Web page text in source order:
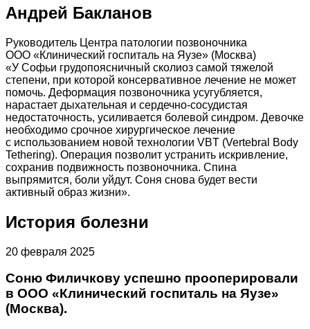
Андрей Бакланов
Руководитель Центра патологии позвоночника
ООО «Клинический госпиталь на Яузе» (Москва)
«У Софьи грудопоясничный сколиоз самой тяжелой
степени, при которой консервативное лечение не может
помочь. Деформация позвоночника усугубляется,
нарастает дыхательная и сердечно-сосудистая
недостаточность, усиливается болевой синдром. Девочке
необходимо срочное хирургическое лечение
с использованием новой технологии VBT (Vertebral Body
Tethering). Операция позволит устранить искривление,
сохранив подвижность позвоночника. Спина
выпрямится, боли уйдут. Соня снова будет вести
активный образ жизни».
История болезни
20 февраля 2025
Соню Филичкову успешно прооперировали
в ООО «Клинический госпиталь на Яузе»
(Москва).